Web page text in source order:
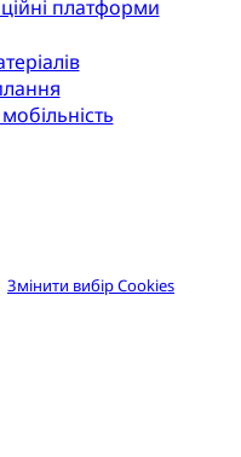
платформи
Змінити вибір Cookies